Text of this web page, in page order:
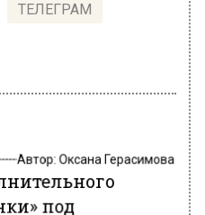
ТЕЛЕГРАМ
Автор: Оксана Герасимова
под